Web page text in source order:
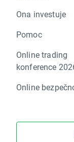
Ona investuje
Pomoc
Online trading
konference
Online